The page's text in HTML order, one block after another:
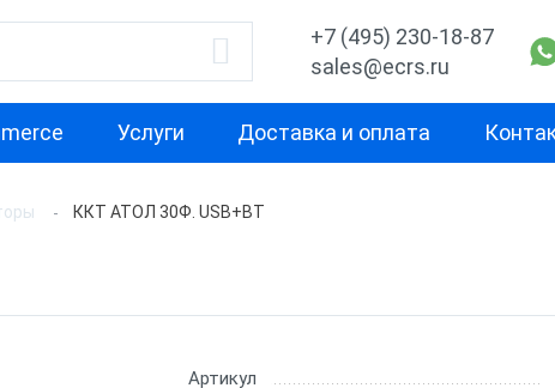
+7 (495) 230-18-87
sales@ecrs.ru
Услуги Доставка и оплата
М
Назначение
Для офиса
Для
ККТ АТОЛ 30Ф. USB+ВТ
Артикул